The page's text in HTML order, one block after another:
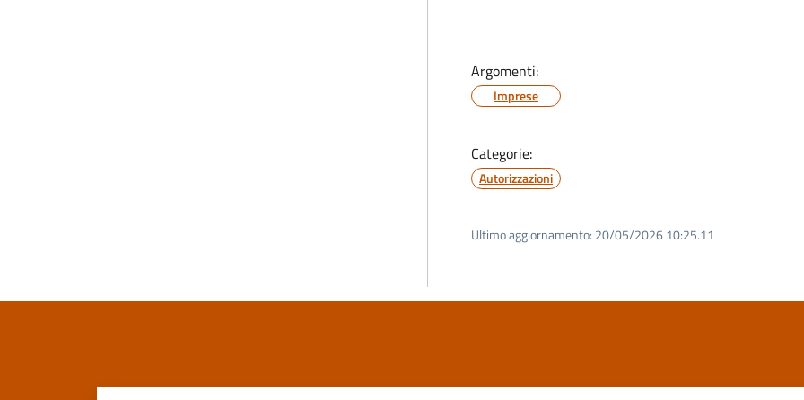
Argomenti:
Imprese
Categorie:
Autorizzazioni
Ultimo aggiornamento: 20/05/2026 10:25.11